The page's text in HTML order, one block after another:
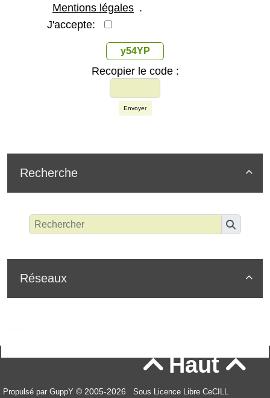
Mentions légales .
J'accepte:
y54YP
Recopier le code :
Envoyer

Recherche

Réseaux
Haut
Propulsé par GuppY © 2005-2026 Sous Licence Libre CeCILL